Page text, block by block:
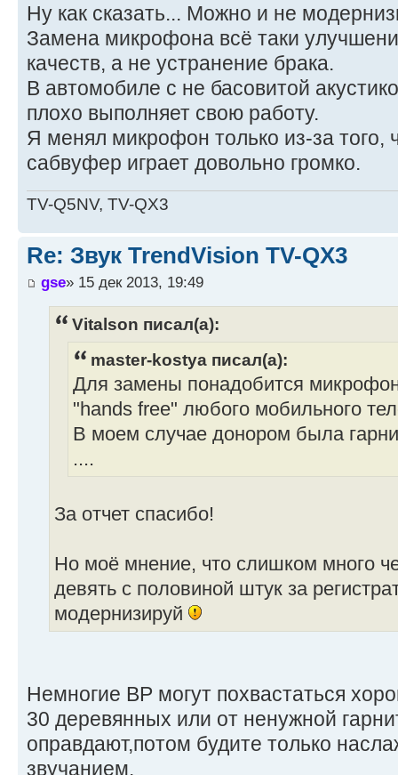
Ну как сказать... Можно и не
Замена микрофона всё таки
качеств, а не устранение брака.
В автомобиле с не басовитой
плохо выполняет свою работу.
Я менял микрофон только из-за того,
сабвуфер играет довольно громко.
TV-Q5NV, TV-QX3
Re: Звук TrendVision TV-QX3
gse» 15 дек 2013, 19:49
Vitalson писал(а):
master-kostya писал(а):
Для замены понадобится
"hands free" любого мобильного
В моем случае донором была
....
За отчет спасибо!
Но моё мнение, что слишком много
девять с половиной штук за
модернизируй
Немногие ВР могут похвастаться
30 деревянных или от ненужной
оправдают,потом будите только
звучанием.